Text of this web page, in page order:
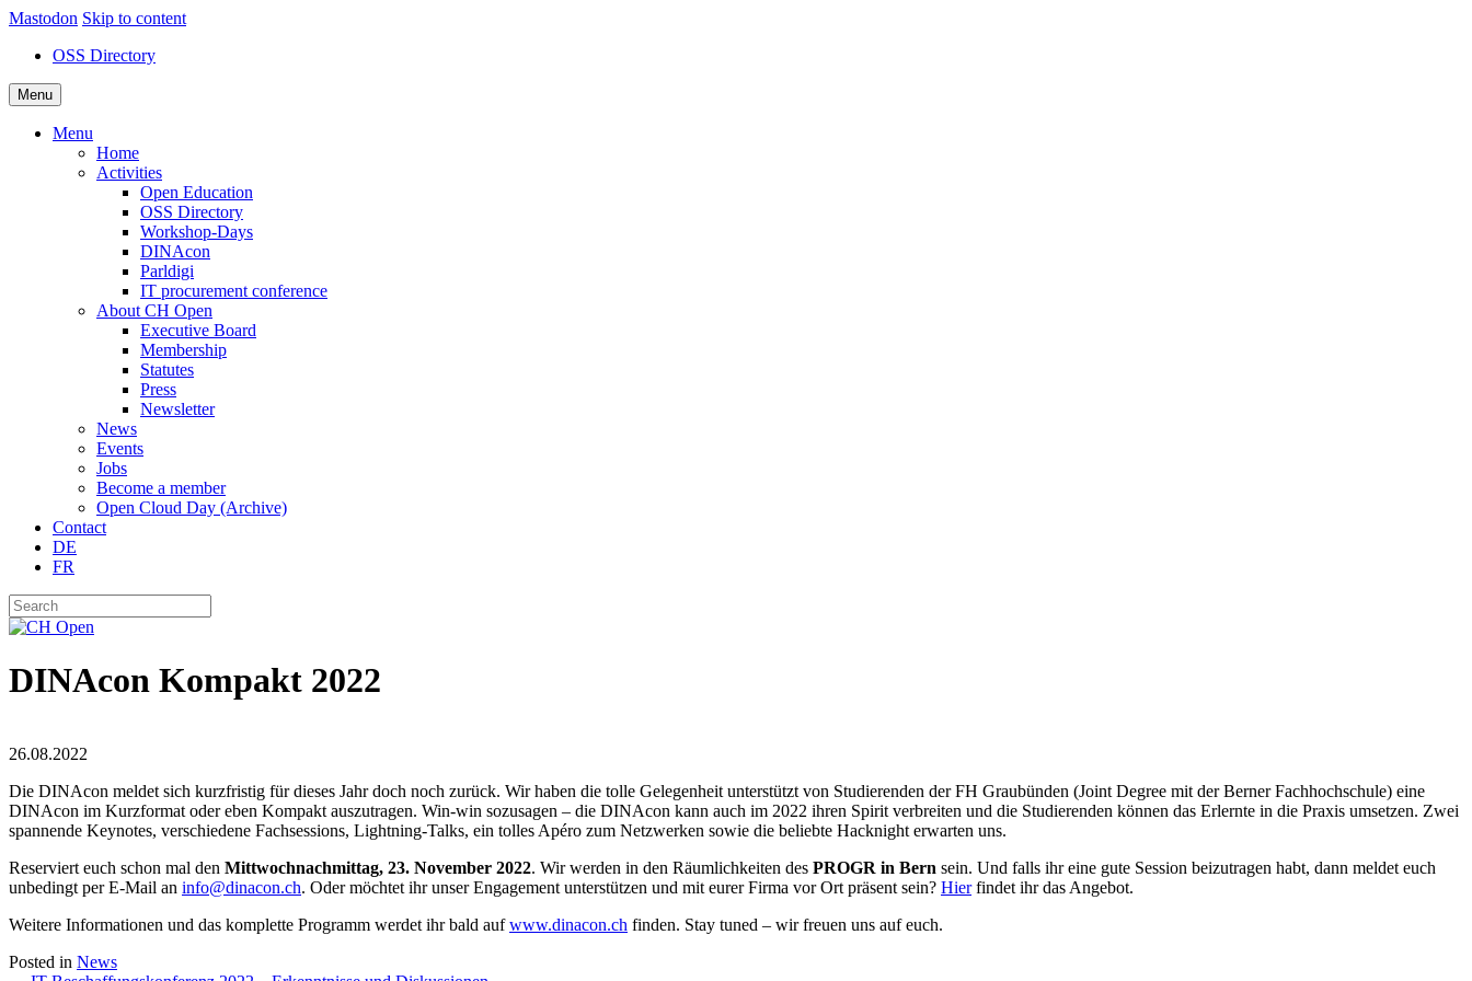
Mastodon Skip to content
OSS Directory
Menu
Menu
Home
Activities
Open Education
OSS Directory
Workshop-Days
DINAcon
Parldigi
IT procurement conference
About CH Open
Executive Board
Membership
Statutes
Press
Newsletter
News
Events
Jobs
Become a member
Open Cloud Day (Archive)
Contact
DE
FR
DINAcon Kompakt 2022
26.08.2022
Die DINAcon meldet sich kurzfristig für dieses Jahr doch noch zurück. Wir haben die tolle Gelegenheit unterstützt von Studierenden der FH Graubünden (Joint Degree mit der Berner Fachhochschule) eine
DINAcon im Kurzformat oder eben Kompakt auszutragen. Win-win sozusagen – die DINAcon kann auch im 2022 ihren Spirit verbreiten und die Studierenden können das Erlernte in die Praxis umsetzen. Zwei
spannende Keynotes, verschiedene Fachsessions, Lightning-Talks, ein tolles Apéro zum Netzwerken sowie die beliebte Hacknight erwarten uns.
Reserviert euch schon mal den Mittwochnachmittag, 23. November 2022. Wir werden in den Räumlichkeiten des PROGR in Bern sein. Und falls ihr eine gute Session beizutragen habt, dann meldet euch
unbedingt per E-Mail an info@dinacon.ch. Oder möchtet ihr unser Engagement unterstützen und mit eurer Firma vor Ort präsent sein? Hierfindet ihr das Angebot.
Weitere Informationen und das komplette Programm werdet ihr bald aufwww.dinacon.ch finden. Stay tuned – wir freuen uns auf euch.
Posted in News